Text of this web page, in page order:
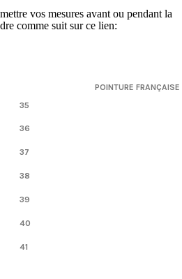
vos mesures avant ou pendant la
comme suit sur ce lien:
POINTURE FRANÇAISE
35
36
37
38
39
40
41